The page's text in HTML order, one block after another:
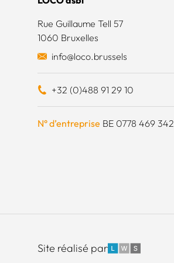
Rue Guillaume Tell 57
1060 Bruxelles
info@loco.brussels
+32 (0)488 91 29 10
N° d’entreprise BE 0778 469 342
Site réalisé parLWS